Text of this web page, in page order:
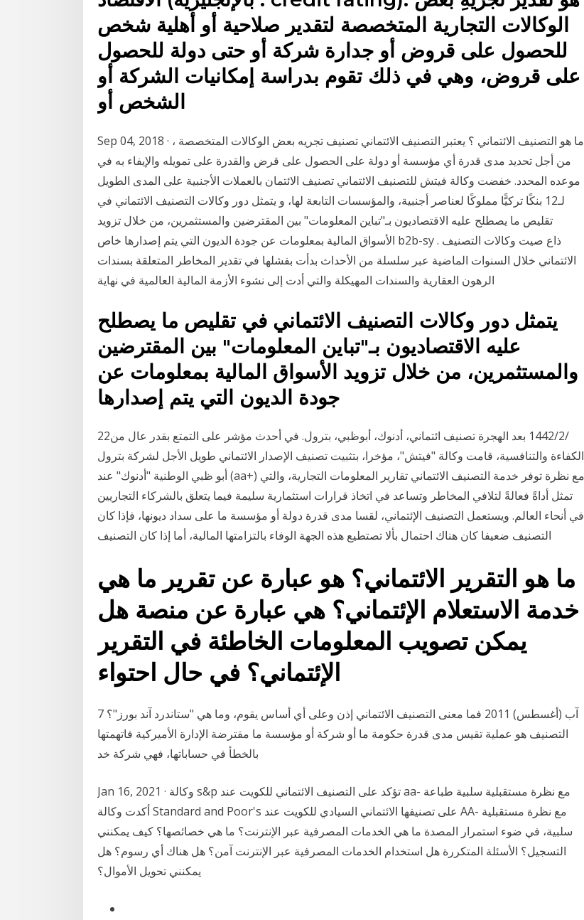
الوكالات التجارية المتخصصة لتقدير صلاحية أو أهلية شخص
للحصول على قروض أو جدارة شركة أو حتى دولة للحصول
على قروض، وهي في ذلك تقوم بدراسة إمكانيات الشركة أو
الشخص أو
Sep 04, 2018 · ما هو التصنيف الائتماني ؟ يعتبر التصنيف الائتماني تصنيف تجريه بعض الوكالات المتخصصة ،
من أجل تحديد مدى قدرة أي مؤسسة أو دولة على الحصول على قرض والقدرة على تمويله والإيفاء به في
موعده المحدد. خفضت وكالة فيتش للتصنيف الائتماني تصنيف الائتمان بالعملات الأجنبية على المدى الطويل
لـ12 بنكًا تركيًّا مملوكًا لعناصر أجنبية، والمؤسسات التابعة لها، و يتمثل دور وكالات التصنيف الائتماني في
تقليص ما يصطلح عليه الاقتصاديون بـ"تباين المعلومات" بين المقترضين والمستثمرين، من خلال تزويد
الأسواق المالية بمعلومات عن جودة الديون التي يتم إصدارها خاص b2b-sy . ذاع صيت وكالات التصنيف
الائتماني خلال السنوات الماضية عبر سلسلة من الأحداث بدأت بفشلها في تقدير المخاطر المتعلقة بسندات
الرهون العقارية والسندات المهيكلة والتي أدت إلى نشوء الأزمة المالية العالمية في نهاية
يتمثل دور وكالات التصنيف الائتماني في تقليص ما يصطلح
عليه الاقتصاديون بـ"تباين المعلومات" بين المقترضين
والمستثمرين، من خلال تزويد الأسواق المالية بمعلومات عن
جودة الديون التي يتم إصدارها
22‏‏/2‏‏/1442 بعد الهجرة تصنيف ائتماني، أدنوك، أبوظبي، بترول. في أحدث مؤشر على التمتع بقدر عال من
الكفاءة والتنافسية، قامت وكالة "فيتش"، مؤخرا، بتثبيت تصنيف الإصدار الائتماني طويل الأجل لشركة بترول
أبو ظبي الوطنية "أدنوك" عند (aa+) مع نظرة توفر خدمة التصنيف الائتماني تقارير المعلومات التجارية، والتي
تمثل أداةً فعالةً لتلافي المخاطر وتساعد في اتخاذ قرارات استثمارية سليمة فيما يتعلق بالشركاء التجاريين
في أنحاء العالم. ويستعمل التصنيف الإئتماني، لقسا مدى قدرة دولة أو مؤسسة ما على سداد ديونها، فإذا كان
التصنيف ضعيفا كان هناك احتمال بألا تصتطيع هذه الجهة الوفاء بالتزامتها المالية، أما إذا كان التصنيف
ما هو التقرير الائتماني؟ هو عبارة عن تقرير ما هي
خدمة الاستعلام الإئتماني؟ هي عبارة عن منصة هل
يمكن تصويب المعلومات الخاطئة في التقرير
7 آب (أغسطس) 2011 فما معنى التصنيف الائتماني إذن وعلى أي أساس يقوم، وما هي "ستاندرد آند بورز"؟
التصنيف هو عملية تقيس مدى قدرة حكومة ما أو شركة أو مؤسسة ما مقترضة الإدارة الأميركية فاتهمتها
بالخطأ في حساباتها، فهي شركة خد
Jan 16, 2021 · وكالة s&p تؤكد على التصنيف الائتماني للكويت عند aa- مع نظرة مستقبلية سلبية طباعة
أكدت وكالة Standard and Poor's على تصنيفها الائتماني السيادي للكويت عند AA- مع نظرة مستقبلية
سلبية، في ضوء استمرار المصدة ما هي الخدمات المصرفية عبر الإنترنت؟ ما هي خصائصها؟ كيف يمكنني
التسجيل؟ الأسئلة المتكررة هل استخدام الخدمات المصرفية عبر الإنترنت آمن؟ هل هناك أي رسوم؟ هل
يمكنني تحويل الأموال؟